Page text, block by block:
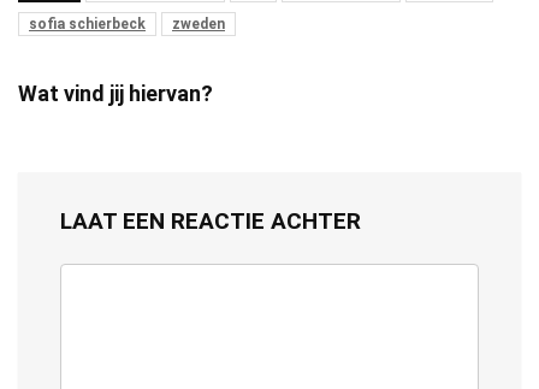
sofia schierbeck
zweden
Wat vind jij hiervan?
LAAT EEN REACTIE ACHTER